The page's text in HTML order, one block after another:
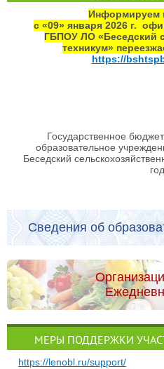
Информируем
с «09» января 2026 г.
ГБПОУ ЛО «Беседский
техникум»
https://
Государственное
образовательное
Беседский
Сведения об
МЕРЫ ПОДДЕРЖКИ
https://lenobl.ru/support/